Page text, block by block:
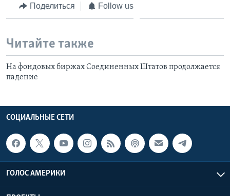
Поделиться Follow us
Читайте также
На фондовых биржах Соединенных Штатов продолжается
падение
СОЦИАЛЬНЫЕ СЕТИ
ГОЛОС АМЕРИКИ